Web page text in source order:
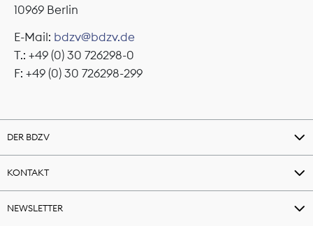
10969 Berlin
E-Mail: bdzv@bdzv.de
T.: +49 (0) 30 726298-0
F: +49 (0) 30 726298-299
DER BDZV
KONTAKT
NEWSLETTER